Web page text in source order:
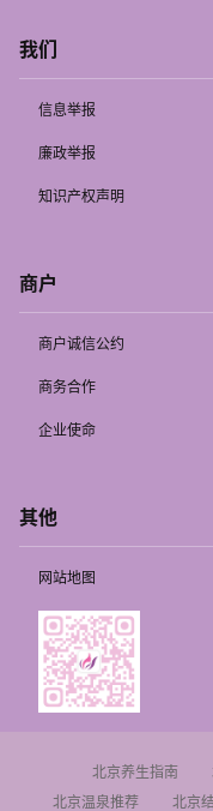
我们
信息举报
廉政举报
知识产权声明
商户
商户诚信公约
商务合作
企业使命
其他
网站地图
北京养生指南
北京温泉推荐
北京